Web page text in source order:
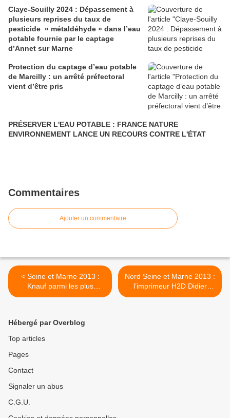
Claye-Souilly 2024 : Dépassement à
plusieurs reprises du taux de
pesticide « métaldéhyde » dans l’eau
potable fournie par le captage
d’Annet sur Marne
Protection du captage d’eau potable
de Marcilly : un arrêté préfectoral
vient d’être pris
PRÉSERVER L'EAU POTABLE : FRANCE NATURE
ENVIRONNEMENT LANCE UN RECOURS CONTRE L'ÉTAT
Commentaires
Ajouter un commentaire
< Seine et Marne 2013 :
Knauf parmi les plus
importants émetteurs de
Nord Seine et Marne 2013 :
l’imprimeur H2D Didier
Mary 3ème plus important
Hébergé par Overblog
Top articles
Pages
Contact
Signaler un abus
C.G.U.